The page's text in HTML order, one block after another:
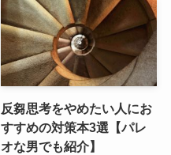
反芻思考をやめたい人にお
すすめの対策本3選【パレ
オな男でも紹介】